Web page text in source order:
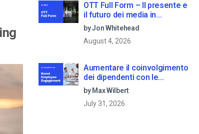
OTT Full Form – Il presente e
il futuro dei media in
streaming
by Jon Whitehead
August 4, 2026
Aumentare il coinvolgimento
dei dipendenti con le
comunicazioni aziendali in
live streaming
by Max Wilbert
July 31, 2026